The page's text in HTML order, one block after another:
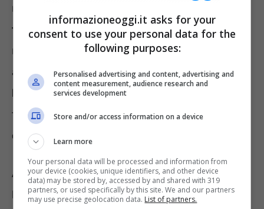
modo di
farine di insetti. Ovviamente, queste farine
rispondono ai criteri e Leggi in vigore e sono
approvate dalla UE. Vengono realizzate con
larve diTenebrio Molitor
farina)
essiccate in polveree vanno a
completare l’elenco degli altri ingredienti
Abbiamo assaggiato sia le Chips che i
Biscotti: entrambi sono disponibili in diversi
informazioneoggi.it asks for your
consent to use your personal data for the
following purposes:
Personalised advertising and content, advertising and
content measurement, audience research and
services development
Store and/or access information on a device
Learn more
Your personal data will be processed and information from
your device (cookies, unique identifiers, and other device
data) may be stored by, accessed by and shared with 319
partners, or used specifically by this site. We and our partners
may use precise geolocation data. List of partners.